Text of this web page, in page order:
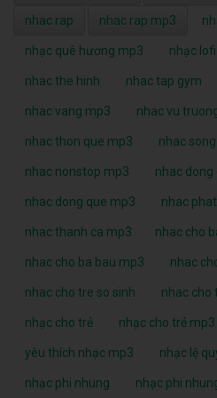
nhac rap nhac rap mp3
nhạc quê hương mp3 nhạc lofi
nhac the hinh nhac tap gym
nhac vang mp3 nhac vu
nhac thon que mp3 nhac
nhac nonstop mp3 nhac dong
nhac dong que mp3 nhac
nhac thanh ca mp3 nhac cho
nhac cho ba bau mp3 nhac
nhac cho tre so sinh nhac cho
nhạc cho trẻ nhạc cho trẻ mp3
yêu thích nhạc mp3 nhạc lệ
nhạc phi nhung nhạc phi